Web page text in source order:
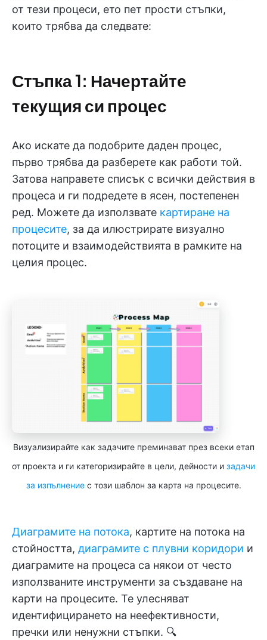
от тези процеси, ето пет прости стъпки,
които трябва да следвате:
Стъпка 1: Начертайте
текущия си процес
Ако искате да подобрите даден процес,
първо трябва да разберете как работи той.
Затова направете списък с всички действия в
процеса и ги подредете в ясен, постепенен
ред. Можете да използвате картиране на
процесите, за да илюстрирате визуално
потоците и взаимодействията в рамките на
целия процес.
Визуализирайте как задачите преминават през всеки етап
от проекта и ги категоризирайте в цели, дейности и задачи
за изпълнениес този шаблон за карта на процесите.
Диаграмите на потока, картите на потока на
стойността, диаграмите с плувни коридори и
диаграмите на процеса са някои от често
използваните инструменти за създаване на
карти на процесите. Те улесняват
идентифицирането на неефективности,
пречки или ненужни стъпки. 🔍